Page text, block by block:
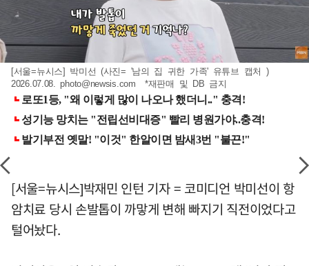
[서울=뉴시스] 박미선 (사진= '남의 집 귀한 가족' 유튜브 캡처 )
2026.07.08.photo@newsis.com *재판매 및 DB 금지
[서울=뉴시스]박재민 인턴 기자 = 코미디언 박미선이 항
암치료 당시 손발톱이 까맣게 변해 빠지기 직전이었다고
털어놨다.